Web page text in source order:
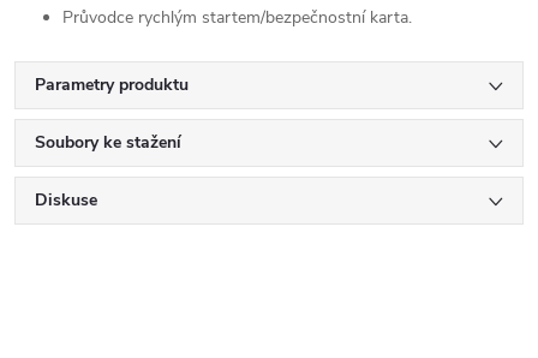
Průvodce rychlým startem/bezpečnostní karta.
Parametry produktu
Soubory ke stažení
Diskuse